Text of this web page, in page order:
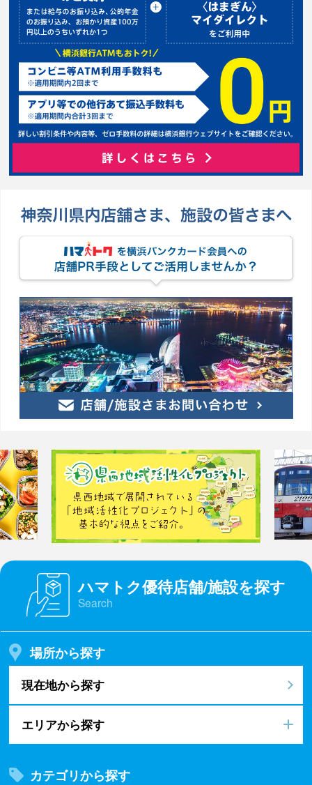
ハマトク優待店舗/施設を探す
Search
場所から探す
現在地から探す
エリアから探す
カテゴリから探す